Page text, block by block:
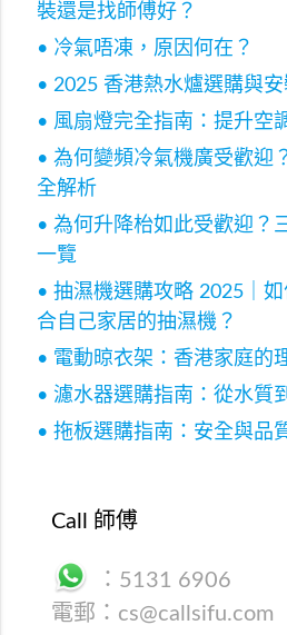
裝還是找師傅好？
• 冷氣唔凍，原因何在？
• 2025 香港熱水爐選購與安
• 風扇燈完全指南：提升空
• 為何變頻冷氣機廣受歡迎
全解析
• 為何升降枱如此受歡迎？
一覽
• 抽濕機選購攻略 2025｜
合自己家居的抽濕機？
• 電動晾衣架：香港家庭的
• 濾水器選購指南：從水質
• 拖板選購指南：安全與品
Call 師傅
： 5131 6906
電郵： cs@callsifu.com